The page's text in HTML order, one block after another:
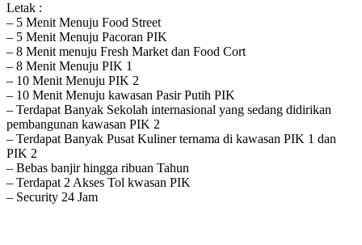
Letak :
– 5 Menit Menuju Food Street
– 5 Menit Menuju Pacoran PIK
– 8 Menit menuju Fresh Market dan Food Cort
– 8 Menit Menuju PIK 1
– 10 Menit Menuju PIK 2
– 10 Menit Menuju kawasan Pasir Putih PIK
– Terdapat Banyak Sekolah internasional yang sedang didirikan
pembangunan kawasan PIK 2
– Terdapat Banyak Pusat Kuliner ternama di kawasan PIK 1 dan
PIK 2
– Bebas banjir hingga ribuan Tahun
– Terdapat 2 Akses Tol kwasan PIK
– Security 24 Jam